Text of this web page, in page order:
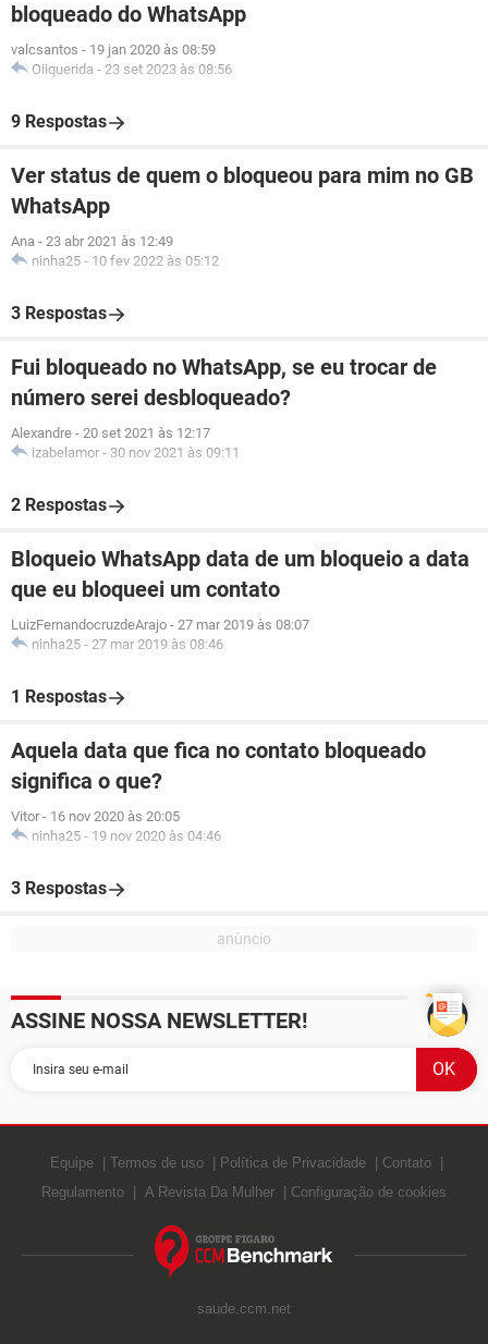
bloqueado do WhatsApp
valcsantos - 19 jan 2020 às 08:59
Oiiquerida - 23 set 2023 às 08:56
9 Respostas
Ver status de quem o bloqueou para mim no GB
WhatsApp
Ana - 23 abr 2021 às 12:49
ninha25 - 10 fev 2022 às 05:12
3 Respostas
Fui bloqueado no WhatsApp, se eu trocar de
número serei desbloqueado?
Alexandre - 20 set 2021 às 12:17
izabelamor - 30 nov 2021 às 09:11
2 Respostas
Bloqueio WhatsApp data de um bloqueio a data
que eu bloqueei um contato
LuizFernandocruzdeArajo - 27 mar 2019 às 08:07
ninha25 - 27 mar 2019 às 08:46
1 Respostas
Aquela data que fica no contato bloqueado
significa o que?
Vitor - 16 nov 2020 às 20:05
ninha25 - 19 nov 2020 às 04:46
3 Respostas
ASSINE NOSSA NEWSLETTER!
Equipe Termos de uso Política de Privacidade
Contato
Regulamento
A Revista Da Mulher Configuração de cookies
saude.ccm.net